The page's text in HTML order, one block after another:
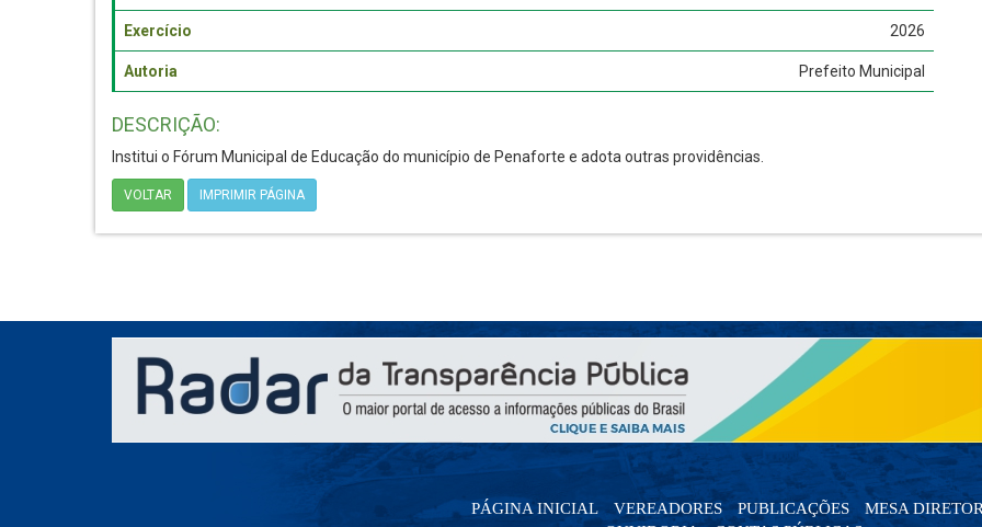
Exercício 2026
Autoria Prefeito Municipal
DESCRIÇÃO:
Institui o Fórum Municipal de Educação do município de Penaforte e adota outras providências.
VOLTAR IMPRIMIR PÁGINA
PÁGINA INICIAL VEREADORES PUBLICAÇÕES
MESA